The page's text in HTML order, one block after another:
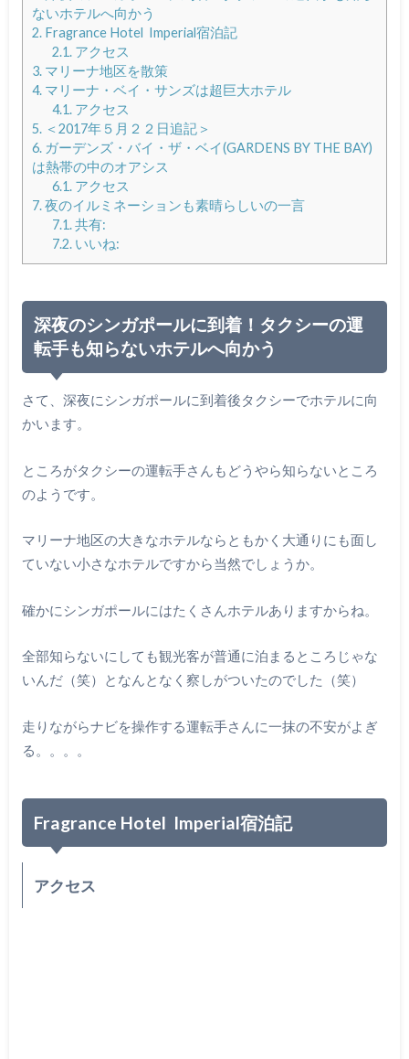
ないホテルへ向かう
2.Fragrance Hotel Imperial宿泊記
2.1.アクセス
3.マリーナ地区を散策
4.マリーナ・ベイ・サンズは超巨大ホテル
4.1.アクセス
5.＜2017年５月２２日追記＞
6.ガーデンズ・バイ・ザ・ベイ(GARDENS BY THE BAY)
は熱帯の中のオアシス
6.1.アクセス
7.夜のイルミネーションも素晴らしいの一言
7.1.共有:
7.2.いいね:
深夜のシンガポールに到着！タクシーの運
転手も知らないホテルへ向かう
さて、深夜にシンガポールに到着後タクシーでホテルに向
かいます。
ところがタクシーの運転手さんもどうやら知らないところ
のようです。
マリーナ地区の大きなホテルならともかく大通りにも面し
ていない小さなホテルですから当然でしょうか。
確かにシンガポールにはたくさんホテルありますからね。
全部知らないにしても観光客が普通に泊まるところじゃな
いんだ（笑）となんとなく察しがついたのでした（笑）
走りながらナビを操作する運転手さんに一抹の不安がよぎ
る。。。。
Fragrance Hotel Imperial宿泊記
アクセス